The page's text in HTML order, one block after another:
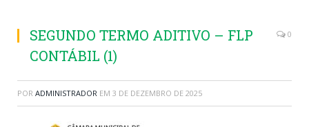
SEGUNDO TERMO ADITIVO – FLP
CONTÁBIL (1)
0
POR ADMINISTRADOR EM 3 DE DEZEMBRO DE 2025